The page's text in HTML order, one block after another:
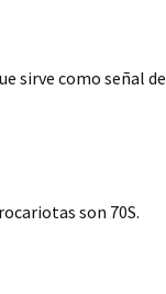
sirve como señal de
son 70S.